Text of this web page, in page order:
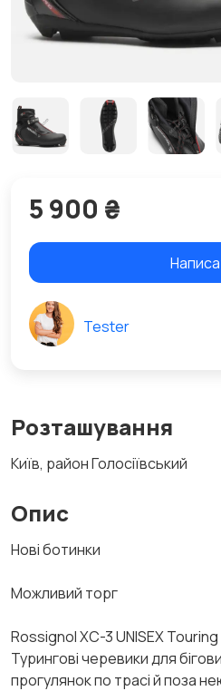
Розташування
Київ, район Голосіївський
Опис
Нові ботинки
Можливий торг
Rossignol XC-3 UNISEX
Турингові черевики для
прогулянок по трасі й поза
5 900 ₴
Tester